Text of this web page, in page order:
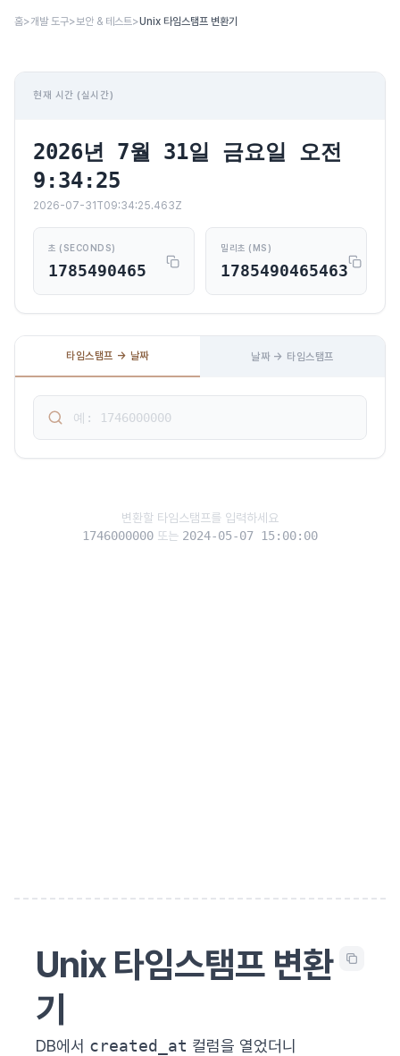
홈>개발 도구>보안 & 테스트>Unix 타임스탬프 변환기
현재 시간 (실시간)
2026년 7월 31일 금요일 오전
9:34:25
2026-07-31T09:34:25.463Z
초 (SECONDS)
1785490465
밀리초 (MS)
1785490465463
타임스탬프 → 날짜 날짜 → 타임스탬프
변환할 타임스탬프를 입력하세요
1746000000 또는 2024-05-07 15:00:00
Unix 타임스탬프 변환
기
DB에서 created_at 컬럼을 열었더니